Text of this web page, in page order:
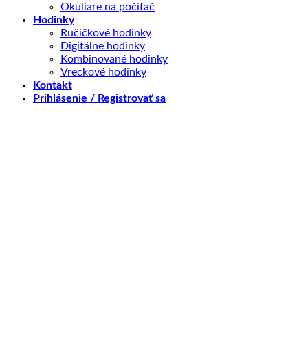
Okuliare na počítač
Hodinky
Ručičkové hodinky
Digitálne hodinky
Kombinované hodinky
Vreckové hodinky
Kontakt
Prihlásenie / Registrovať sa